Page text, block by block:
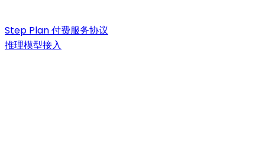
Step Plan 付费服务协议
推理模型接入